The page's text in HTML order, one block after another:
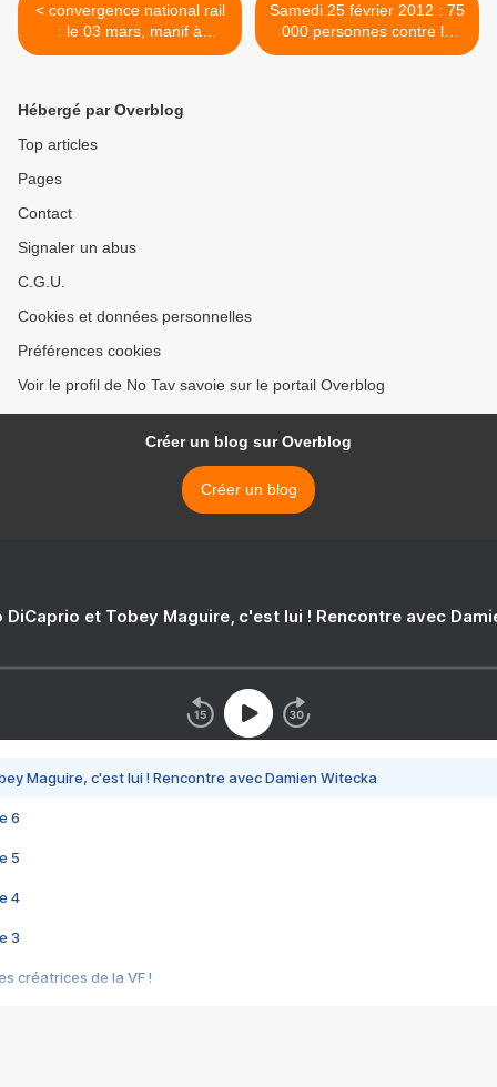
< convergence national rail
: le 03 mars, manif à
clermont ferrand
Samedi 25 février 2012 : 75
000 personnes contre le
Lyon Turin. >
Hébergé par Overblog
Top articles
Pages
Contact
Signaler un abus
C.G.U.
Cookies et données personnelles
Préférences cookies
Voir le profil de No Tav savoie sur le portail Overblog
Créer un blog sur Overblog
Créer un blog
DiCaprio et Tobey Maguire, c'est lui ! Rencontre avec
Maguire, c'est lui ! Rencontre avec Damien Witecka
6
5
4
3
créatrices de la VF !